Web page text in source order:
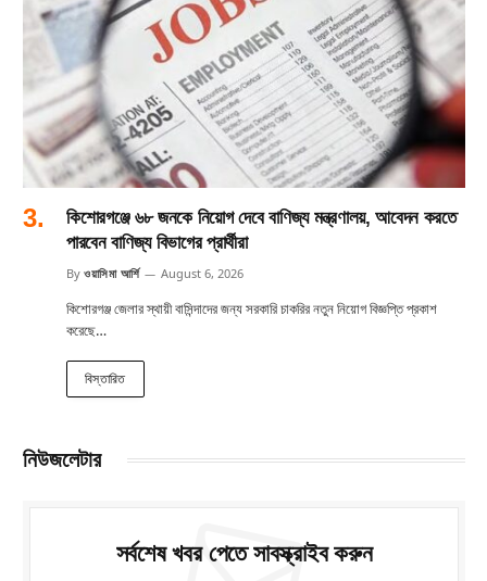
কিশোরগঞ্জে ৬৮ জনকে নিয়োগ দেবে বাণিজ্য মন্ত্রণালয়, আবেদন করতে
পারবেন বাণিজ্য বিভাগের প্রার্থীরা
By ওয়াসিমা আর্শি August 6, 2026
কিশোরগঞ্জ জেলার স্থায়ী বাসিন্দাদের জন্য সরকারি চাকরির নতুন নিয়োগ বিজ্ঞপ্তি প্রকাশ
করেছে…
বিস্তারিত
নিউজলেটার
সর্বশেষ খবর পেতে সাবস্ক্রাইব করুন